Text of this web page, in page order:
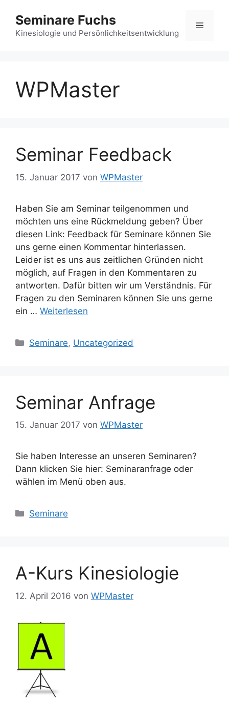
Inhalt
springen
Seminare Fuchs
Kinesiologie und Persönlichkeitsentwicklung
Menü
WPMaster
Seminar Feedback
15. Januar 2017 von WPMaster
Haben Sie am Seminar teilgenommen und
möchten uns eine Rückmeldung geben? Über
diesen Link: Feedback für Seminare können Sie
uns gerne einen Kommentar hinterlassen.
Leider ist es uns aus zeitlichen Gründen nicht
möglich, auf Fragen in den Kommentaren zu
antworten. Dafür bitten wir um Verständnis. Für
Fragen zu den Seminaren können Sie uns gerne
ein … Weiterlesen
Kategorien
Seminare, Uncategorized
Seminar Anfrage
15. Januar 2017 von WPMaster
Sie haben Interesse an unseren Seminaren?
Dann klicken Sie hier: Seminaranfrage oder
wählen im Menü oben aus.
Kategorien
Seminare
A-Kurs Kinesiologie
12. April 2016 von WPMaster